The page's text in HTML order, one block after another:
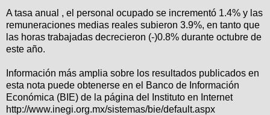
A tasa anual , el personal ocupado se incrementó 1.4% y las
remuneraciones medias reales subieron 3.9%, en tanto que
las horas trabajadas decrecieron (-)0.8% durante octubre de
este año.
Información más amplia sobre los resultados publicados en
esta nota puede obtenerse en el Banco de Información
Económica (BIE) de la página del Instituto en Internet
http://www.inegi.org.mx/sistemas/bie/default.aspx